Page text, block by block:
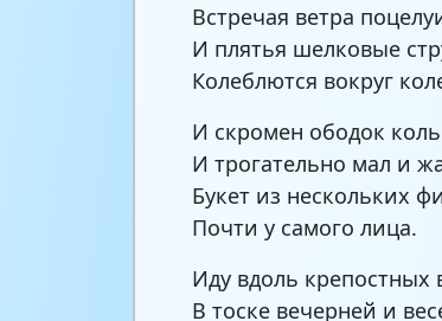
Встречая ветра
И плятья шелковые
Колеблются вокруг
И скромен ободок
И трогательно мал и
Букет из нескольких
Почти у самого лица.
Иду вдоль крепостных
В тоске вечерней и